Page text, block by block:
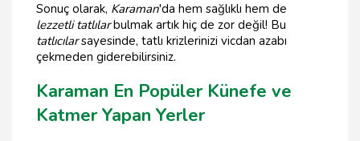
Sonuç olarak, Karaman'da hem sağlıklı hem de
lezzetli tatlılarbulmak artık hiç de zor değil! Bu
tatlıcılarsayesinde, tatlı krizlerinizi vicdan azabı
çekmeden giderebilirsiniz.
Karaman En Popüler Künefe ve
Katmer Yapan Yerler